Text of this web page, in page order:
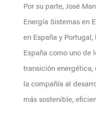
Por su parte, José
Energía Sistemas en
en España y
España como uno de
transición
la compañía al
más sostenible,